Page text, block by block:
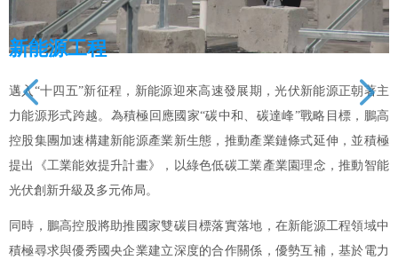
鵬高控股集團將以
業園運營管理水
運營市場，並憑藉
卓航·點點科創城
園區以打造國家戰
，新能源迎來高速發展期，光伏新能源正朝著主
積極回應國家“碳中和、碳達峰”戰略目標，鵬高
能源產業新生態，推動產業鏈條式延伸，並積極
計畫》，以綠色低碳工業產業園理念，推動智能
佈局。
推國家雙碳目標落實落地，在新能源工程領域中
企業建立深度的合作關係，優勢互補，基於電力
넳 넲